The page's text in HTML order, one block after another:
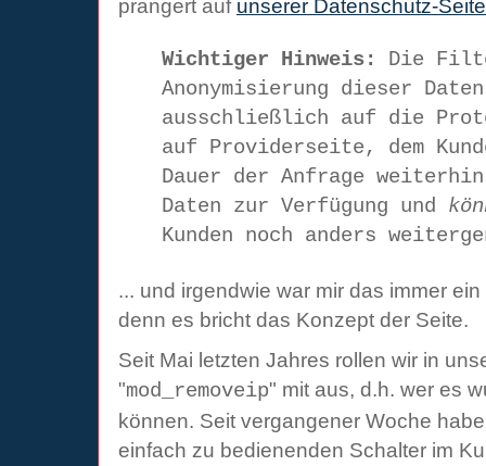
prangert auf unserer Datenschutz-Seite
Wichtiger Hinweis:
Die
Anonymisierung dieser
ausschließlich auf die
auf Providerseite, dem
Dauer der Anfrage
Daten zur Verfügung und
Kunden noch anders
... und irgendwie war mir das immer
denn es bricht das Konzept der Seite.
Seit Mai letzten Jahres rollen wir in
"mod_removeip" mit aus, d.h. wer es
können. Seit vergangener Woche
einfach zu bedienenden Schalter im